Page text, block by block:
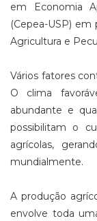
em Economia
(Cepea-USP) em
Agricultura e
Vários fatores
O clima
abundante e
possibilitam o
agrícolas,
mundialmente.
A produção
envolve toda